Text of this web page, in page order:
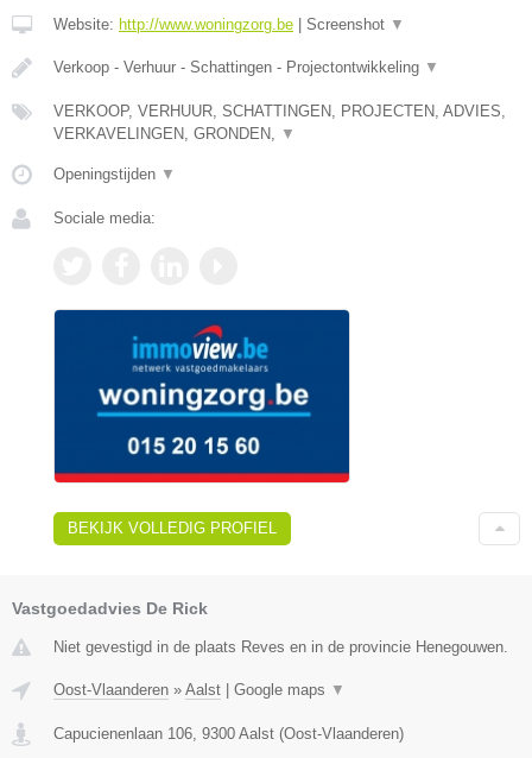
Website: http://www.woningzorg.be Screenshot ▼
Verkoop - Verhuur - Schattingen - Projectontwikkeling ▼
VERKOOP, VERHUUR, SCHATTINGEN, PROJECTEN, ADVIES,
VERKAVELINGEN, GRONDEN,
▼
Openingstijden ▼
Sociale media:
BEKIJK VOLLEDIG PROFIEL
Vastgoedadvies De Rick
Niet gevestigd in de plaats Reves en in de provincie Henegouwen.
Oost-Vlaanderen » Aalst Google maps ▼
Capucienenlaan 106 9300 Aalst (Oost-Vlaanderen)